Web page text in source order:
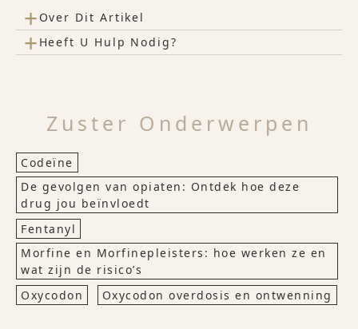
+ Over Dit Artikel
+ Heeft U Hulp Nodig?
Zuster Onderwerpen
Codeïne
De gevolgen van opiaten: Ontdek hoe deze
drug jou beïnvloedt
Fentanyl
Morfine en Morfinepleisters: hoe werken ze en
wat zijn de risico’s
Oxycodon
Oxycodon overdosis en ontwenning